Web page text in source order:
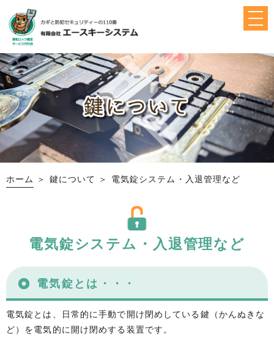
ホーム ＞ 鍵について ＞ 電気錠システム・入退管理など
電気錠システム・入退管理など
電気錠とは・・・
電気錠とは、日常的に手動で開け閉めしている鍵（かんぬきな
ど）を電気的に開け閉めする装置です。